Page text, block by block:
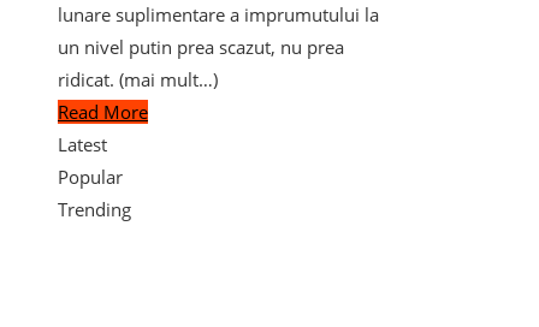
lunare suplimentare a imprumutului la
un nivel putin prea scazut, nu prea
ridicat. (mai mult…)
Read More
Latest
Popular
Trending